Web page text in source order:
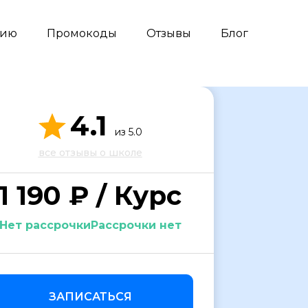
Промокоды Отзывы Блог
4.1
из 5.0
все отзывы о школе
190 ₽ / Курс
Нет рассрочкиРассрочки нет
ЗАПИСАТЬСЯ